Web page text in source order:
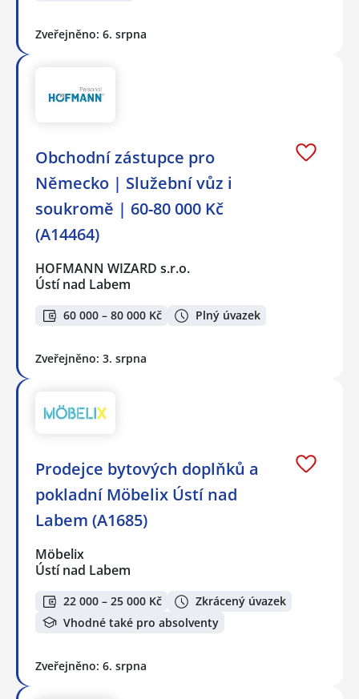
Zveřejněno: 6. srpna
Obchodní zástupce pro
Německo | Služební vůz i
soukromě | 60-80 000 Kč
(A14464)
HOFMANN WIZARD s.r.o.
Ústí nad Labem
60 000 – 80 000 Kč Plný úvazek
Zveřejněno: 3. srpna
Prodejce bytových doplňků a
pokladní Möbelix Ústí nad
Labem (A1685)
Möbelix
Ústí nad Labem
22 000 – 25 000 Kč
Zkrácený úvazek
Vhodné také pro absolventy
Zveřejněno: 6. srpna